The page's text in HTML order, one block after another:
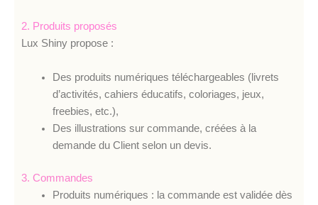
2. Produits proposés
Lux Shiny propose :
Des produits numériques téléchargeables (livrets
d’activités, cahiers éducatifs, coloriages, jeux,
freebies, etc.),
Des illustrations sur commande, créées à la
demande du Client selon un devis.
3. Commandes
Produits numériques : la commande est validée dès